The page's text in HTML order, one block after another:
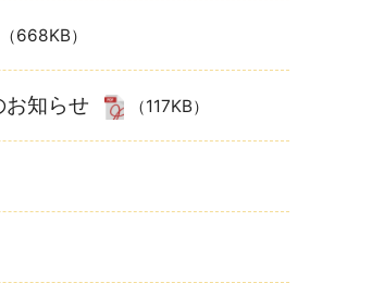
（668KB）
知らせ （117KB）